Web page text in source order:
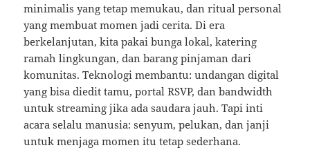
minimalis yang tetap memukau, dan ritual personal
yang membuat momen jadi cerita. Di era
berkelanjutan, kita pakai bunga lokal, katering
ramah lingkungan, dan barang pinjaman dari
komunitas. Teknologi membantu: undangan digital
yang bisa diedit tamu, portal RSVP, dan bandwidth
untuk streaming jika ada saudara jauh. Tapi inti
acara selalu manusia: senyum, pelukan, dan janji
untuk menjaga momen itu tetap sederhana.